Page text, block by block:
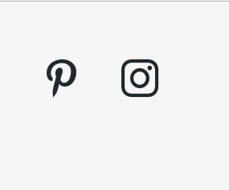
pinterest instagram